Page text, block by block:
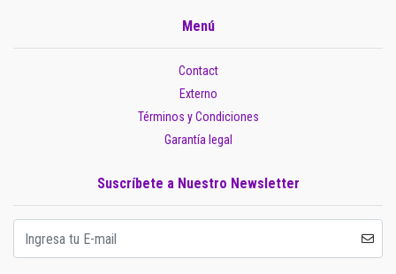
Menú
Contact
Externo
Términos y Condiciones
Garantía legal
Suscríbete a Nuestro Newsletter